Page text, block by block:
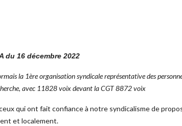
du 16 décembre 2022
la 1ère organisation syndicale représentative des
avec 11828 voix devant la CGT 8872 voix
qui ont fait confiance à notre syndicalisme de
et localement.